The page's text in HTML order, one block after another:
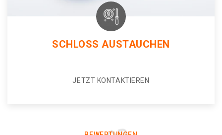
SCHLOSS AUSTAUCHEN
JETZT KONTAKTIEREN